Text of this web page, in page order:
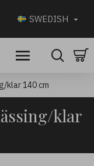
SWEDISH
klar 140 cm
klar